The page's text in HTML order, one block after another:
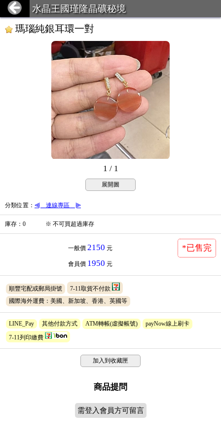
水晶王國瑾隆晶礦秘境
瑪瑙純銀耳環一對
1 / 1
展開圖
分類位置 ： ⫷＿連線專區＿⫸
庫存 ： 0 ※ 不可買超過庫存
一般價 2150 元
會員價 1950 元
*已售完
順豐宅配或郵局掛號
7-11取貨不付款
國際海外運費：美國、新加坡、香港、英國等
LINE_Pay 其他付款方式 ATM轉帳(虛擬帳號)
payNow線上刷卡
7-11列印繳費
加入到收藏匣
商品提問
需登入會員方可留言